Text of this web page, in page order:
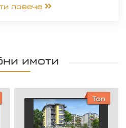
повече
имоти
Топ